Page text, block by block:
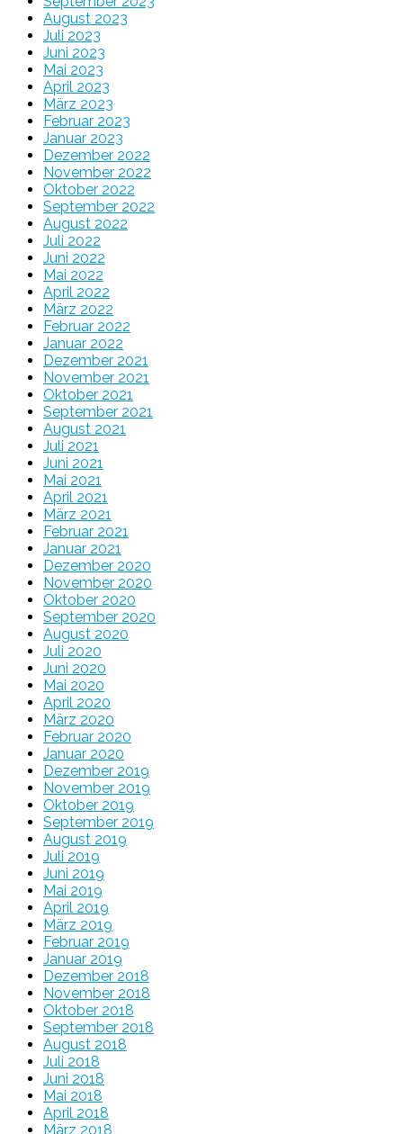
August 2023
Juli 2023
Juni 2023
Mai 2023
April 2023
März 2023
Februar 2023
Januar 2023
Dezember 2022
November 2022
Oktober 2022
September 2022
August 2022
Juli 2022
Juni 2022
Mai 2022
April 2022
März 2022
Februar 2022
Januar 2022
Dezember 2021
November 2021
Oktober 2021
September 2021
August 2021
Juli 2021
Juni 2021
Mai 2021
April 2021
März 2021
Februar 2021
Januar 2021
Dezember 2020
November 2020
Oktober 2020
September 2020
August 2020
Juli 2020
Juni 2020
Mai 2020
April 2020
März 2020
Februar 2020
Januar 2020
Dezember 2019
November 2019
Oktober 2019
September 2019
August 2019
Juli 2019
Juni 2019
Mai 2019
April 2019
März 2019
Februar 2019
Januar 2019
Dezember 2018
November 2018
Oktober 2018
September 2018
August 2018
Juli 2018
Juni 2018
Mai 2018
April 2018
März 2018